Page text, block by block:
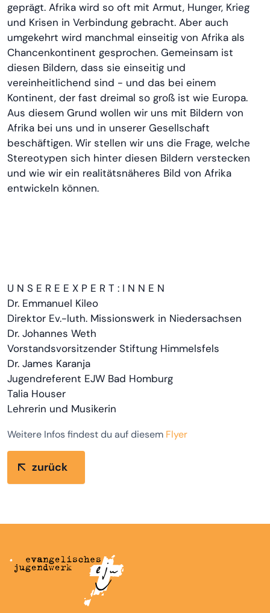
geprägt. Afrika wird so oft mit Armut, Hunger, Krieg
und Krisen in Verbindung gebracht. Aber auch
umgekehrt wird manchmal einseitig von Afrika als
Chancenkontinent gesprochen. Gemeinsam ist
diesen Bildern, dass sie einseitig und
vereinheitlichend sind - und das bei einem
Kontinent, der fast dreimal so groß ist wie Europa.
Aus diesem Grund wollen wir uns mit Bildern von
Afrika bei uns und in unserer Gesellschaft
beschäftigen. Wir stellen wir uns die Frage, welche
Stereotypen sich hinter diesen Bildern verstecken
und wie wir ein realitätsnäheres Bild von Afrika
entwickeln können.
U N S E R E E X P E R T : I N N E N
Dr. Emmanuel Kileo
Direktor Ev.-luth. Missionswerk in Niedersachsen
Dr. Johannes Weth
Vorstandsvorsitzender Stiftung Himmelsfels
Dr. James Karanja
Jugendreferent EJW Bad Homburg
Talia Houser
Lehrerin und Musikerin
Weitere Infos findest du auf diesem Flyer
zurück